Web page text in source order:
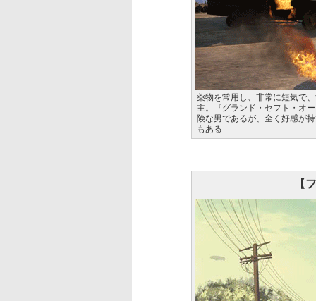
薬物を常用し、非常に短気で
主。『グランド・セフト・オ
険な男であるが、全く好感が
もある
【